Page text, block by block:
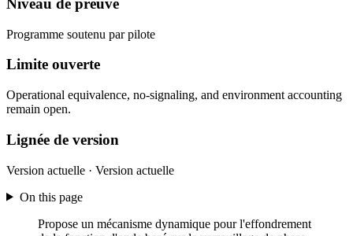
Niveau de preuve
Programme soutenu par pilote
Limite ouverte
Operational equivalence, no-signaling, and environment accounting
remain open.
Lignée de version
Version actuelle · Version actuelle
On this page
Propose un mécanisme dynamique pour l'effondrement